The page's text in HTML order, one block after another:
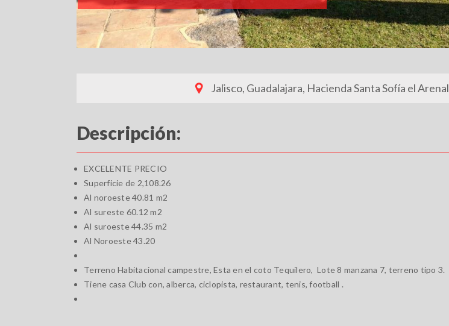
Jalisco, Guadalajara, Hacienda Santa Sofía el Arenal
Descripción:
EXCELENTE PRECIO
Superficie de 2,108.26
Al noroeste 40.81 m2
Al sureste 60.12 m2
Al suroeste 44.35 m2
Al Noroeste 43.20
Terreno Habitacional campestre, Esta en el coto Tequilero, Lote 8 manzana 7, terreno tipo 3.
Tiene casa Club con, alberca, ciclopista, restaurant, tenis, football .